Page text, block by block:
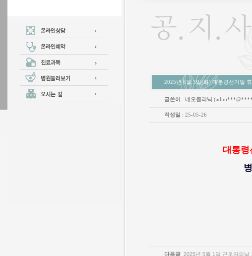
2025년 6월 3일(화) 대통령선거일
글쓴이 : 네오클리닉
작성일 : 25-05-26
대통령
다음글 2025년 5월 1일 근로자의날